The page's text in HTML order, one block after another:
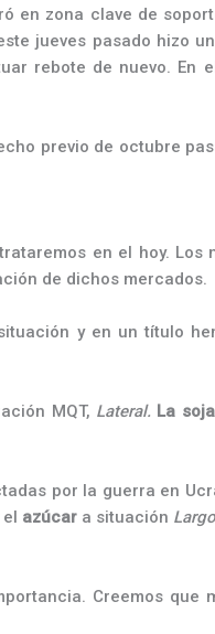
en zona clave de
jueves pasado hizo
rebote de nuevo. En
previo de octubre
en el hoy. Los
de dichos mercados.
y en un título
MQT, Lateral. La
por la guerra en
el azúcar a situación Largo
Creemos que